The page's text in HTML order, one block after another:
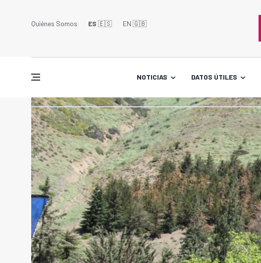
Quiénes Somos ES 🇪🇸 EN 🇬🇧󠁢󠁥󠁮󠁧󠁿
NOTICIAS DATOS ÚTILES